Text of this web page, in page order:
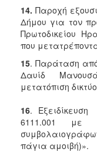
14. Παροχή
Δήμου για τον
Πρωτοδικείου
που
15. Παράταση
Δαυίδ
μετατόπιση
16.
6111.001 με
πάγια αμοιβή)».